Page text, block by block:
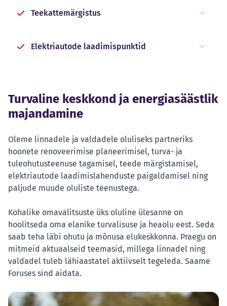
Teekattemärgistus
Elektriautode laadimispunktid
Turvaline keskkond ja energiasäästlik
majandamine
Oleme linnadele ja valdadele oluliseks partneriks
hoonete renoveerimise planeerimisel, turva- ja
tuleohutusteenuse tagamisel, teede märgistamisel,
elektriautode laadimislahenduste paigaldamisel ning
paljude muude oluliste teenustega.
Kohalike omavalitsuste üks oluline ülesanne on
hoolitseda oma elanike turvalisuse ja heaolu eest. Seda
saab teha läbi ohutu ja mõnusa elukeskkonna. Praegu on
mitmeid aktuaalseid teemasid, millega linnadel ning
valdadel tuleb lähiaastatel aktiivselt tegeleda. Saame
Foruses sind aidata.